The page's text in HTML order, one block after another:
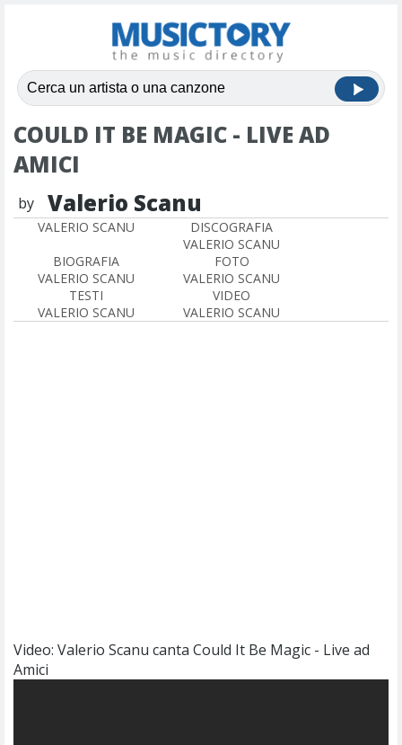
COULD IT BE MAGIC - LIVE AD
AMICI
by Valerio Scanu
VALERIO SCANU
DISCOGRAFIA
VALERIO SCANU
BIOGRAFIA
VALERIO SCANU
FOTO
VALERIO SCANU
TESTI
VALERIO SCANU
VIDEO
VALERIO SCANU
Video: Valerio Scanu canta Could It Be Magic - Live ad
Amici